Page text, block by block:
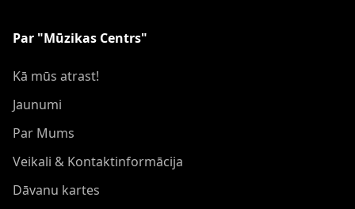
Par "Mūzikas Centrs"
Kā mūs atrast!
Jaunumi
Par Mums
Veikali & Kontaktinformācija
Dāvanu kartes